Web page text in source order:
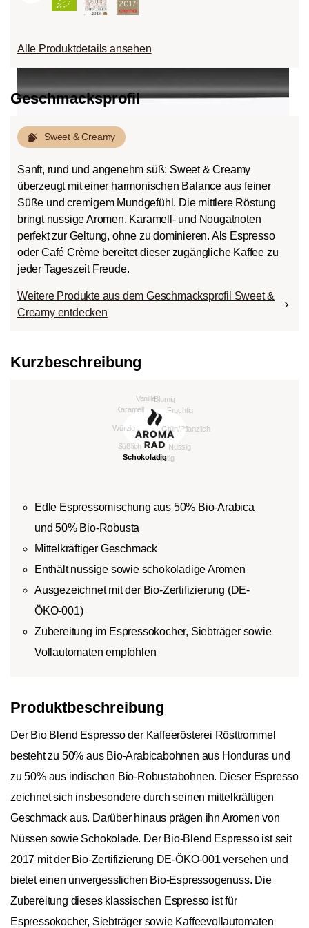
roast
Alle Produktdetails ansehen
Geschmacksprofil
Sweet & Creamy
Sanft, rund und angenehm süß: Sweet & Creamy
überzeugt mit einer harmonischen Balance aus feiner
Süße und cremigem Mundgefühl. Die mittlere Röstung
bringt nussige Aromen, Karamell- und Nougatnoten
perfekt zur Geltung, ohne zu dominieren. Als Espresso
oder Café Crème bereitet dieser zugängliche Kaffee zu
jeder Tageszeit Freude.
Weitere Produkte aus dem Geschmacksprofil Sweet &
Creamy entdecken
Kurzbeschreibung
Edle Espressomischung aus 50% Bio-Arabica
und 50% Bio-Robusta
Mittelkräftiger Geschmack
Enthält nussige sowie schokoladige Aromen
Ausgezeichnet mit der Bio-Zertifizierung (DE-
ÖKO-001)
Zubereitung im Espressokocher, Siebträger sowie
Vollautomaten empfohlen
Produktbeschreibung
Der Bio Blend Espresso der Kaffeerösterei Rösttrommel
besteht zu 50% aus Bio-Arabicabohnen aus Honduras und
zu 50% aus indischen Bio-Robustabohnen. Dieser Espresso
zeichnet sich insbesondere durch seinen mittelkräftigen
Geschmack aus. Darüber hinaus prägen ihn Aromen von
Nüssen sowie Schokolade. Der Bio-Blend Espresso ist seit
2017 mit der Bio-Zertifizierung DE-ÖKO-001 versehen und
bietet einen unvergesslichen Bio-Espressogenuss. Die
Zubereitung dieses klassischen Espresso ist für
Espressokocher, Siebträger sowie Kaffeevollautomaten